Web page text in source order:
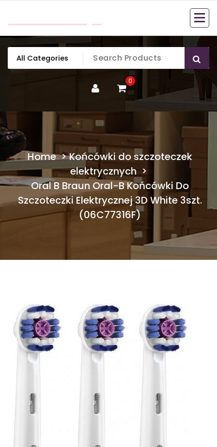
content
0
Home>Końcówki do szczoteczek
elektrycznych >
Oral B Braun Oral-B Końcówki Do
Szczoteczki Elektrycznej 3D White 3szt.
(06C77316F)